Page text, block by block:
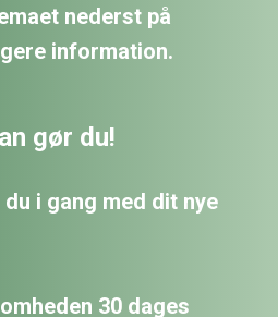
nederst på
information.
gør du!
i gang med dit nye
30 dages